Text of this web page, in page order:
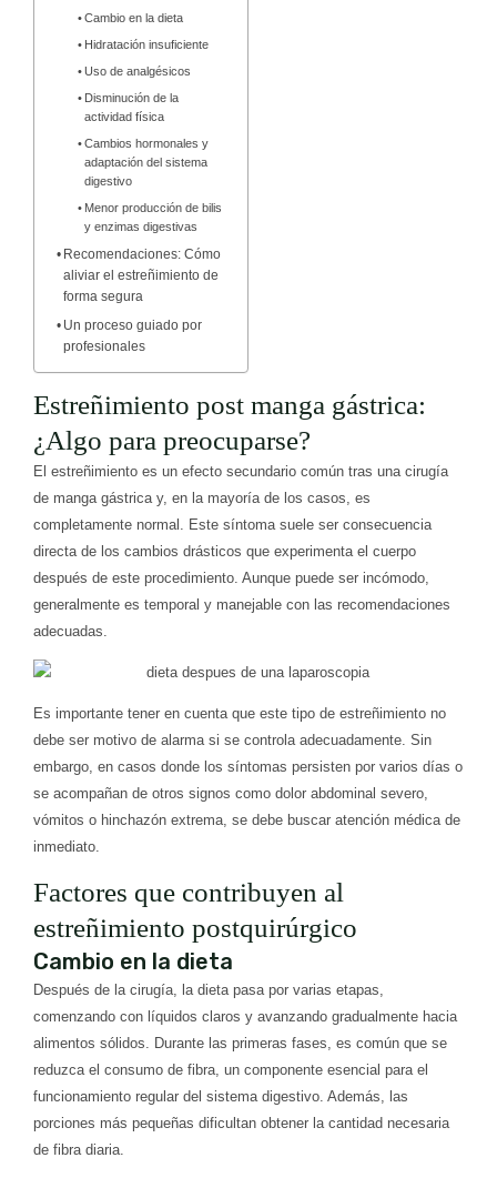
Cambio en la dieta
Hidratación insuficiente
Uso de analgésicos
Disminución de la
actividad física
Cambios hormonales y
adaptación del sistema
digestivo
Menor producción de bilis
y enzimas digestivas
Recomendaciones: Cómo
aliviar el estreñimiento de
forma segura
Un proceso guiado por
profesionales
Estreñimiento post manga gástrica:
¿Algo para preocuparse?
El estreñimiento es un efecto secundario común tras una cirugía
de manga gástrica y, en la mayoría de los casos, es
completamente normal. Este síntoma suele ser consecuencia
directa de los cambios drásticos que experimenta el cuerpo
después de este procedimiento. Aunque puede ser incómodo,
generalmente es temporal y manejable con las recomendaciones
adecuadas.
Es importante tener en cuenta que este tipo de estreñimiento no
debe ser motivo de alarma si se controla adecuadamente. Sin
embargo, en casos donde los síntomas persisten por varios días o
se acompañan de otros signos como dolor abdominal severo,
vómitos o hinchazón extrema, se debe buscar atención médica de
inmediato.
Factores que contribuyen al
estreñimiento postquirúrgico
Cambio en la dieta
Después de la cirugía, la dieta pasa por varias etapas,
comenzando con líquidos claros y avanzando gradualmente hacia
alimentos sólidos. Durante las primeras fases, es común que se
reduzca el consumo de fibra, un componente esencial para el
funcionamiento regular del sistema digestivo. Además, las
porciones más pequeñas dificultan obtener la cantidad necesaria
de fibra diaria.